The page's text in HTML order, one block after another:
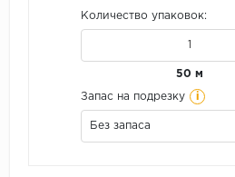
Количество упаковок:
50 м
Запас на подрезку i
Без запаса